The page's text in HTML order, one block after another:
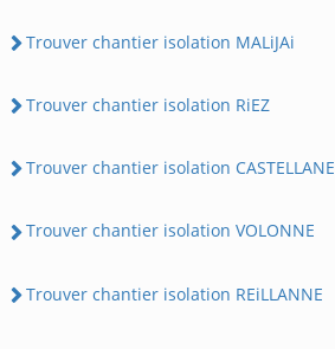
Trouver chantier isolation MALiJAi
Trouver chantier isolation RiEZ
Trouver chantier isolation CASTELLANE
Trouver chantier isolation VOLONNE
Trouver chantier isolation REiLLANNE